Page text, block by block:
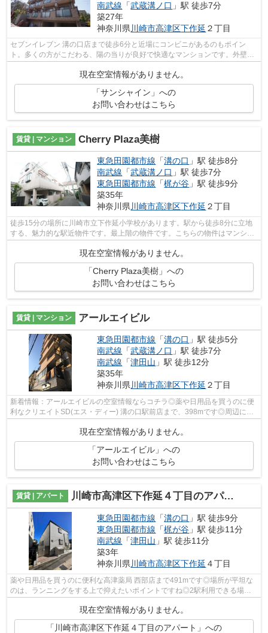
南武線 「武蔵溝ノ口 」駅 徒歩7分
築27年
神奈川県川崎市高津区下作延 ２丁目
セブンイレブン 溝の口店まで徒歩6分と近場にコンビニがあるのもポイン
ト。多くの方がこだわる、陽の当りが良好で快適なマンションです。外壁に
現在空室情報がありません。
「サンシャイン」への
お問い合わせはこちら
賃貸 | マンション Cherry Plaza美樹
東急田園都市線 「溝の口 」駅 徒歩8分
南武線 「武蔵溝ノ口 」駅 徒歩7分
東急田園都市線 「梶が谷 」駅 徒歩9分
築35年
神奈川県川崎市高津区下作延 ２丁目
徒歩15分の場所に川崎市立下作延小学校があります。駅から徒歩8分に立地
する、魅力的な駅近物件です。最上階の物件です。こちらの物件はマンショ
現在空室情報がありません。
「Cherry Plaza美樹」への
お問い合わせはこちら
賃貸 | マンション アールエイビル
東急田園都市線 「溝の口 」駅 徒歩5分
南武線 「武蔵溝ノ口 」駅 徒歩7分
南武線 「津田山 」駅 徒歩12分
築35年
神奈川県川崎市高津区下作延 ２丁目
新着情報：アールエイビルの空室情報ならコチラ◎薬や日用品を買うのに便
利なクリエイトSD(エス・ディー) 溝の口駅前店まで、398mです◎周辺に
は、徒歩5分で利用できる駅があります◎2駅...
現在空室情報がありません。
「アールエイビル」への
お問い合わせはこちら
賃貸 | アパート 川崎市高津区下作延４丁目のアパート
東急田園都市線 「溝の口 」駅 徒歩9分
東急田園都市線 「梶が谷 」駅 徒歩11分
南武線 「津田山 」駅 徒歩11分
築3年
神奈川県 川崎市高津区下作延 ４丁目
薬や日用品を買うのに便利な高津薬局 西部店まで491mです◎場所が平坦な
のは、ランニングをする上で抑えたいポイントですね◎2駅利用できる場所
にあり、行き先に応じて乗車駅の使い分け...
現在空室情報がありません。
「川崎市高津区下作延４丁目のアパート」への